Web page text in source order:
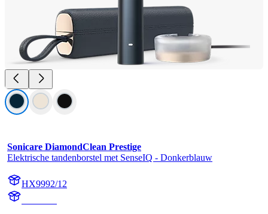
Sonicare DiamondClean Prestige
Elektrische tandenborstel met SenseIQ - Donkerblauw
HX9992/12